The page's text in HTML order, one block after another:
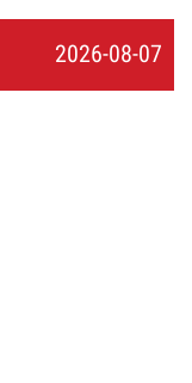
2026-08-07